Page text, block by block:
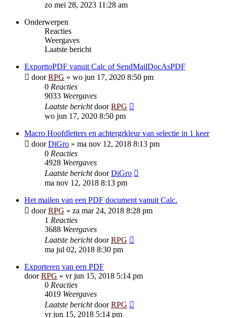
zo mei 28, 2023 11:28 am
Onderwerpen
Reacties
Weergaves
Laatste bericht
ExporttoPDF vanuit Calc of SendMailDocAsPDF
doorRPG » wo jun 17, 2020 8:50 pm
0 Reacties
9033 Weergaves
Laatste berichtdoorRPG
wo jun 17, 2020 8:50 pm
Macro Hoofdletters en achtergrkleur van selectie in 1 keer
doorDiGro » ma nov 12, 2018 8:13 pm
0 Reacties
4928 Weergaves
Laatste berichtdoorDiGro
ma nov 12, 2018 8:13 pm
Het mailen van een PDF document vanuit Calc.
doorRPG » za mar 24, 2018 8:28 pm
1 Reacties
3688 Weergaves
Laatste berichtdoorRPG
ma jul 02, 2018 8:30 pm
Exporteren van een PDF
doorRPG » vr jun 15, 2018 5:14 pm
0 Reacties
4019 Weergaves
Laatste berichtdoorRPG
vr jun 15, 2018 5:14 pm